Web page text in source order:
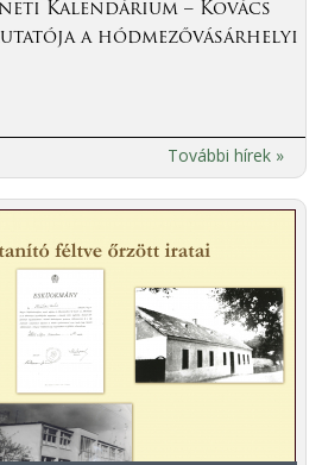
Kalendárium – Kovács
a hódmezővásárhelyi
További hírek »